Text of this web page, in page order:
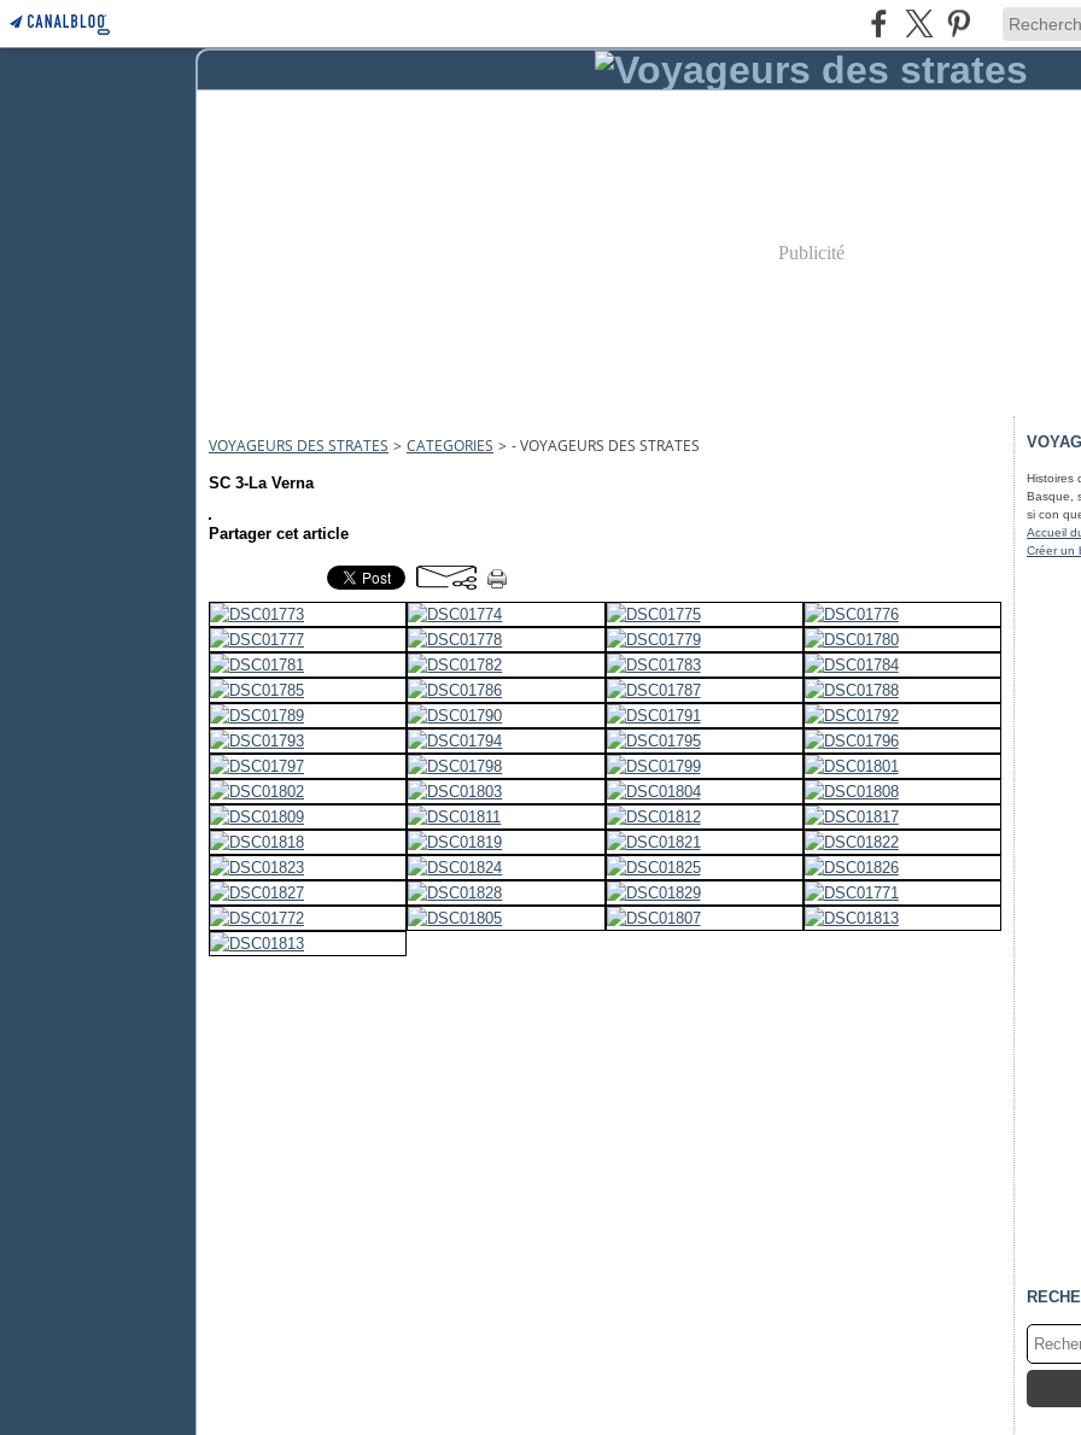
Publicité
VOYAGEURS DES STRATES > CATEGORIES > - VOYAGEURS DES STRATES
SC 3-La Verna
Partager cet article
Histoires
Basque,
si con
Accueil
Créer un